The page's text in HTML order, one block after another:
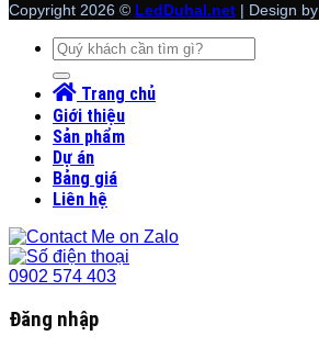
Copyright 2026 © LedDuhal.net | Design by
Tìm
kiếm:
Trang chủ
Giới thiệu
Sản phẩm
Dự án
Bảng giá
Liên hệ
0902 574 403
Đăng nhập